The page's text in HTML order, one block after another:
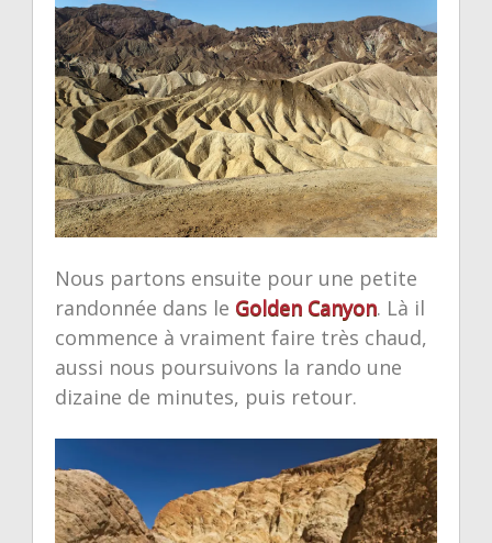
Nous partons ensuite pour une petite
randonnée dans le Golden Canyon. Là il
commence à vraiment faire très chaud,
aussi nous poursuivons la rando une
dizaine de minutes, puis retour.